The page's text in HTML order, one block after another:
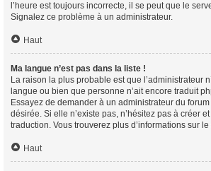
l’heure est toujours incorrecte, il se peut que le
Signalez ce problème à un administrateur.
Haut
Ma langue n’est pas dans la liste !
La raison la plus probable est que l’administrateur
langue ou bien que personne n’ait encore traduit
Essayez de demander à un administrateur du
désirée. Si elle n’existe pas, n’hésitez pas à créer
traduction. Vous trouverez plus d’informations sur
Haut